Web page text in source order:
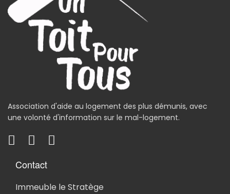
Association d'aide au logement des plus démunis, avec
une volonté d'information sur le mal-logement.
Contact
Immeuble le Stratège